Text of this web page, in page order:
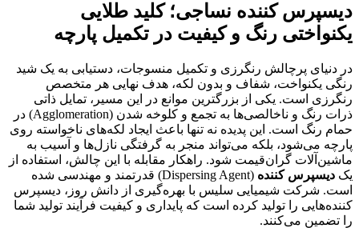
دیسپرس کننده نساجی؛ کلید طلایی
یکنواختی رنگ و کیفیت در تکمیل پارچه
در دنیای پرچالش رنگرزی و تکمیل منسوجات، دستیابی به یک شید
رنگی یکنواخت، شفاف و بدون لکه، هدف نهایی هر متخصص
رنگرزی است. یکی از بزرگترین موانع در این مسیر، تمایل ذاتی
ذرات رنگ و ناخالصی‌ها به تجمع و کلوخه شدن (Agglomeration) در
حمام رنگ است. این پدیده نه تنها باعث ایجاد لکه‌های ناخواسته روی
پارچه می‌شود، بلکه می‌تواند منجر به گرفتگی نازل‌ها و آسیب به
ماشین‌آلات گران‌قیمت شود. راهکار مقابله با این چالش، استفاده از
یک دیسپرس کننده
(Dispersing Agent) قدرتمند و مهندسی شده
است. شرکت شیمیایی سلیس با بهره‌گیری از دانش روز، دیسپرس
کننده‌هایی را تولید کرده است که پایداری و کیفیت فرآیند تولید شما
را تضمین می‌کنند.